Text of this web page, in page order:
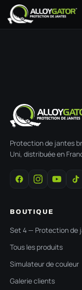
Se rendre au contenu
Protection de jantes
Uni, distribuée en
BOUTIQUE
Set 4 — Protection de
Tous les produits
Simulateur de couleur
Galerie clients